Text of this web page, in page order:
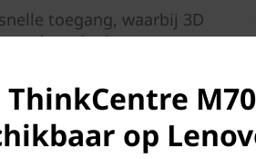
toegang, waarbij 3D
laat presteren
apart verkrijgbaar.
ThinkCentre
op